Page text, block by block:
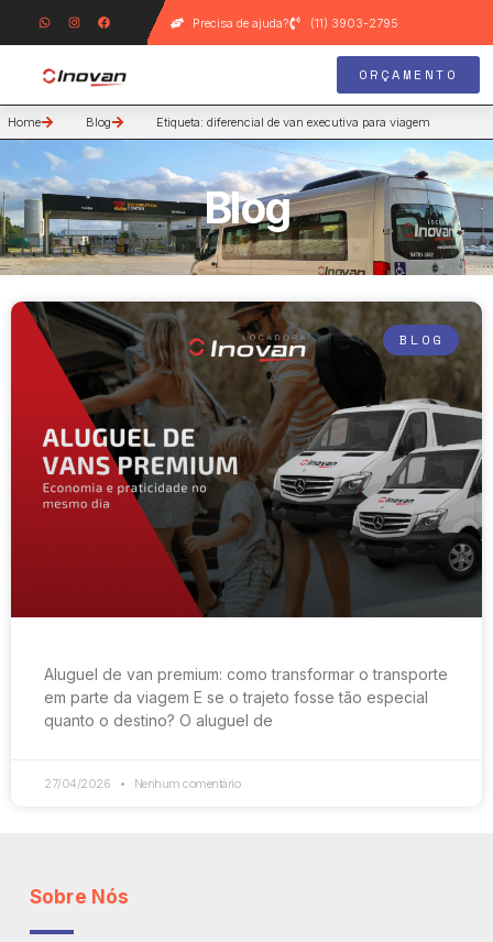
Precisa de ajuda? (11) 3903-2795
ORÇAMENTO
Home Blog Etiqueta: diferencial de van executiva para viagem
Blog
BLOG
Aluguel de van premium: como transformar o transporte
em parte da viagem E se o trajeto fosse tão especial
quanto o destino? O aluguel de
27/04/2026 Nenhum comentário
Sobre Nós